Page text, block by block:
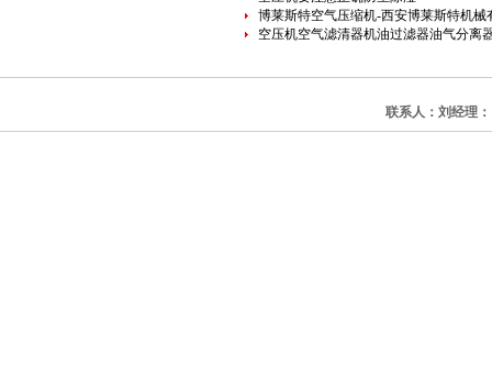
博莱斯特空气压缩机-西安博莱斯特机械
空压机空气滤清器机油过滤器油气分离
联系人：刘经理：